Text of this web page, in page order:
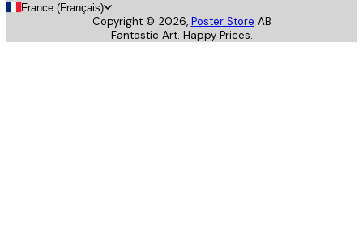
France (Français)
Copyright © 2026, Poster Store AB
Fantastic Art. Happy Prices.